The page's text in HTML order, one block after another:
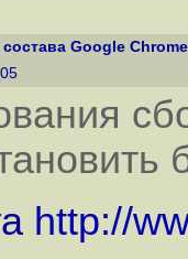
Google
http://